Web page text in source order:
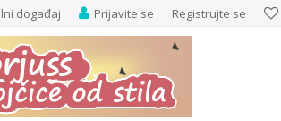
Prijavite se Registrujte se
događaj